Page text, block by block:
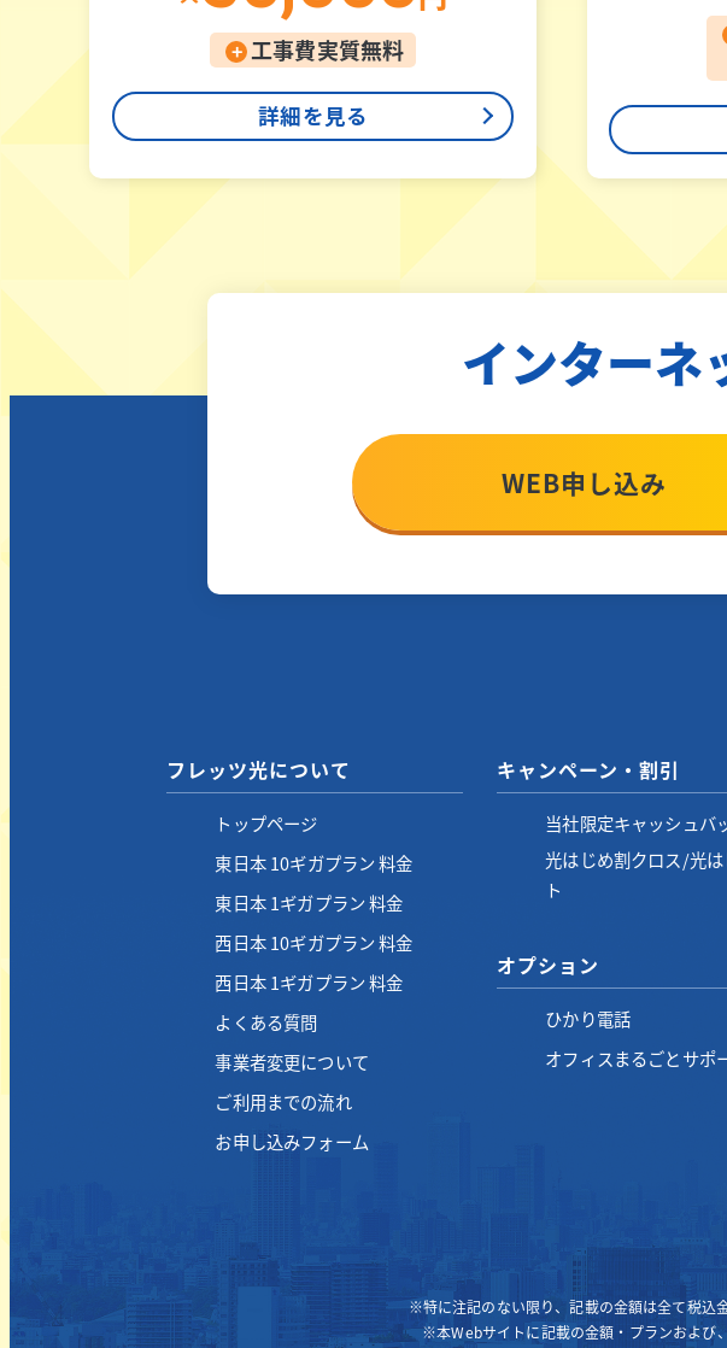
+ 工事費実質無料
詳細を見る
インターネ
WEB申し込み
フレッツ光について
トップページ
東日本 10ギガプラン 料金
東日本 1ギガプラン 料金
西日本 10ギガプラン 料金
西日本 1ギガプラン 料金
よくある質問
事業者変更について
ご利用までの流れ
お申し込みフォーム
キャンペーン・割引
当社限定キャッシュバ
光はじめ割クロス/光
ト
オプション
ひかり電話
オフィスまるごとサポ
※特に注記のない限り、記載の金額は全て税込
※本Webサイトに記載の金額・プランおよび